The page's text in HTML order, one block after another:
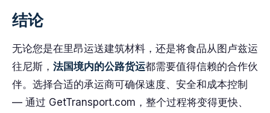
结论
无论您是在里昂运送建筑材料，还是将食品从图卢兹运
往尼斯， 法国境内的公路货运都需要值得信赖的合作伙
伴。选择合适的承运商可确保速度、安全和成本控制
— 通过 GetTransport.com，整个过程将变得更快、